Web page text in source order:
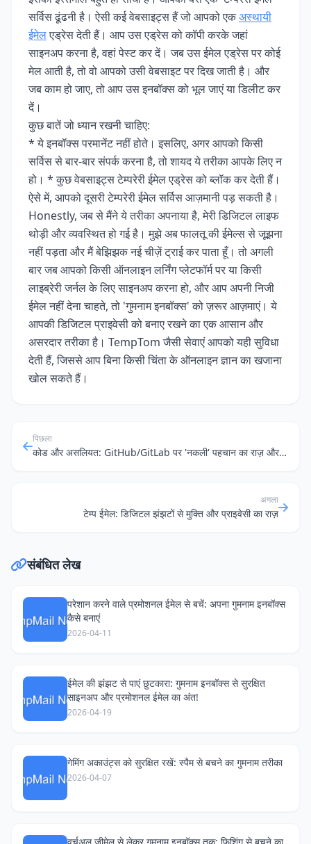
सर्विस ढूंढनी है। ऐसी कई वेबसाइट्स हैं जो आपको एकअस्थायी
ईमेलएड्रेस देती हैं। आप उस एड्रेस को कॉपी करके जहां
साइनअप करना है, वहां पेस्ट कर दें। जब उस ईमेल एड्रेस पर कोई
मेल आती है, तो वो आपको उसी वेबसाइट पर दिख जाती है। और
जब काम हो जाए, तो आप उस इनबॉक्स को भूल जाएं या डिलीट कर
दें।
कुछ बातें जो ध्यान रखनी चाहिए:
* ये इनबॉक्स परमानेंट नहीं होते। इसलिए, अगर आपको किसी
सर्विस से बार-बार संपर्क करना है, तो शायद ये तरीका आपके लिए न
हो। * कुछ वेबसाइट्स टेम्परेरी ईमेल एड्रेस को ब्लॉक कर देती हैं।
ऐसे में, आपको दूसरी टेम्परेरी ईमेल सर्विस आज़मानी पड़ सकती है।
Honestly, जब से मैंने ये तरीका अपनाया है, मेरी डिजिटल लाइफ
थोड़ी और व्यवस्थित हो गई है। मुझे अब फालतू की ईमेल्स से जूझना
नहीं पड़ता और मैं बेझिझक नई चीज़ें ट्राई कर पाता हूँ। तो अगली
बार जब आपको किसी ऑनलाइन लर्निंग प्लेटफॉर्म पर या किसी
लाइब्रेरी जर्नल के लिए साइनअप करना हो, और आप अपनी निजी
ईमेल नहीं देना चाहते, तो 'गुमनाम इनबॉक्स' को ज़रूर आज़माएं। ये
आपकी डिजिटल प्राइवेसी को बनाए रखने का एक आसान और
असरदार तरीका है। TempTom जैसी सेवाएं आपको यही सुविधा
देती हैं, जिससे आप बिना किसी चिंता के ऑनलाइन ज्ञान का खजाना
खोल सकते हैं।
पिछला
कोड और असलियत: GitHub/GitLab पर 'नकली' पहचान का राज़ और निजी पत्राचार का सुरक्षा कवच
अगला
टेम्प ईमेल: डिजिटल झंझटों से मुक्ति और प्राइवेसी का राज़
संबंधित लेख
परेशान करने वाले प्रमोशनल ईमेल से बचें: अपना गुमनाम इनबॉक्स
कैसे बनाएं
2026-04-11
ईमेल की झंझट से पाएं छुटकारा: गुमनाम इनबॉक्स से सुरक्षित
साइनअप और प्रमोशनल ईमेल का अंत!
2026-04-19
गेमिंग अकाउंट्स को सुरक्षित रखें: स्पैम से बचने का गुमनाम तरीका
2026-04-07
वर्चुअल जीमेल से लेकर गुमनाम इनबॉक्स तक: फिशिंग से बचने का